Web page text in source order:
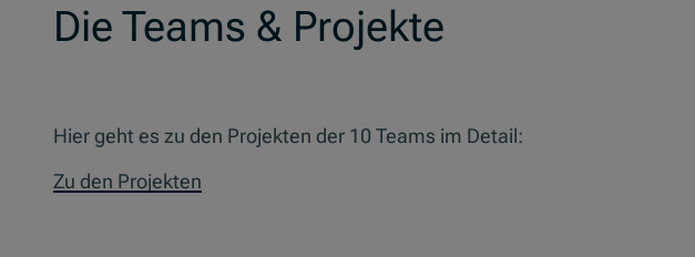
Die Teams & Projekte
Hier geht es zu den Projekten der 10 Teams im Detail:
Zu den Projekten